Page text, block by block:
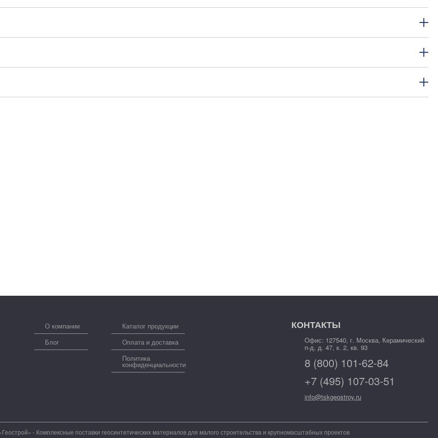
условий поставки и региона доставки. При крупных закупках действует опт, что позволяет получить более
от того, оформляете ли вы розницу или опт, мы подберем оптимальный способ доставки и обеспечим
подойдет строительным компаниям, производственным предприятиям и торговым организациям, которым
продукции, профессиональную консультацию и оперативную доставку по России. Успешно работаем как с
О компании
Блог
Каталог продукции
Оплата и доставка
Политика
конфиденциальности
КОНТАКТЫ
Офис: 127540, г. Москва, Керамический
п-д, д. 47, к. 2, кв. 93
8 (800) 101-62-84
+7 (495) 107-03-51
info@tskgeostroy.ru
- Комплексные поставки геосинтетических материалов для малого строительства и крупномасштабных проектов